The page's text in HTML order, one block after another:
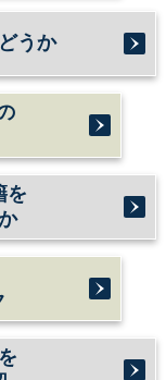
うか
を